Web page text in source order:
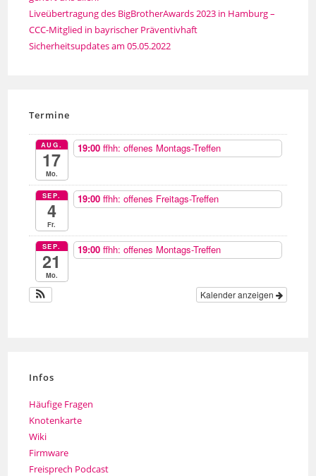
Liveübertragung des BigBrotherAwards 2023 in Hamburg –
CCC-Mitglied in bayrischer Präventivhaft
Sicherheitsupdates am 05.05.2022
Termine
AUG.
17
Mo.
19:00 ffhh: offenes Montags-Treffen
SEP.
4
Fr.
19:00 ffhh: offenes Freitags-Treffen
SEP.
21
Mo.
19:00 ffhh: offenes Montags-Treffen
Kalender anzeigen
Infos
Häufige Fragen
Knotenkarte
Wiki
Firmware
Freisprech Podcast